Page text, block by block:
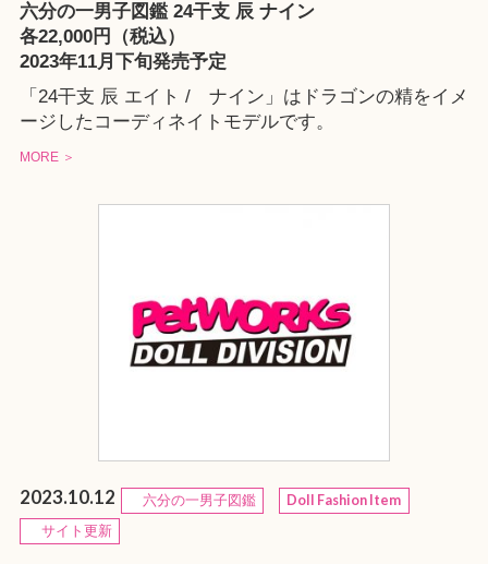
六分の一男子図鑑 24干支 辰 ナイン
各22,000円（税込）
2023年11月下旬発売予定
「24干支 辰 エイト / ナイン」はドラゴンの精をイメ
ージしたコーディネイトモデルです。
MORE ＞
2023.10.12 六分の一男子図鑑
Doll Fashion Item
サイト更新